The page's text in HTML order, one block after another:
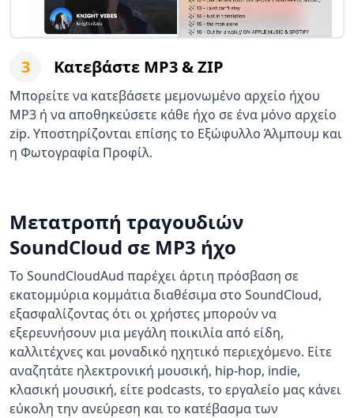
3 Κατεβάστε MP3 & ZIP
Μπορείτε να κατεβάσετε μεμονωμένο αρχείο ήχου
MP3 ή να αποθηκεύσετε κάθε ήχο σε ένα μόνο αρχείο
zip. Υποστηρίζονται επίσης το Εξώφυλλο Άλμπουμ και
η Φωτογραφία Προφίλ.
Μετατροπή τραγουδιών
SoundCloud σε MP3 ήχο
Το SoundCloudAud παρέχει άρτιη πρόσβαση σε
εκατομμύρια κομμάτια διαθέσιμα στο SoundCloud,
εξασφαλίζοντας ότι οι χρήστες μπορούν να
εξερευνήσουν μια μεγάλη ποικιλία από είδη,
καλλιτέχνες και μοναδικό ηχητικό περιεχόμενο. Είτε
αναζητάτε ηλεκτρονική μουσική, hip-hop, indie,
κλασική μουσική, είτε podcasts, το εργαλείο μας κάνει
εύκολη την ανεύρεση και το κατέβασμα των